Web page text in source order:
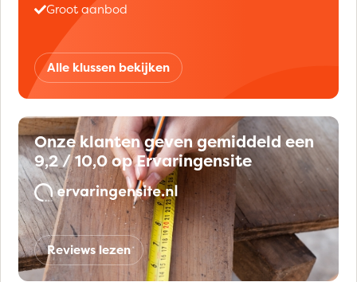
Groot aanbod
Alle klussen bekijken
Onze klanten geven gemiddeld een
9,2 / 10,0 op Ervaringensite
Reviews lezen